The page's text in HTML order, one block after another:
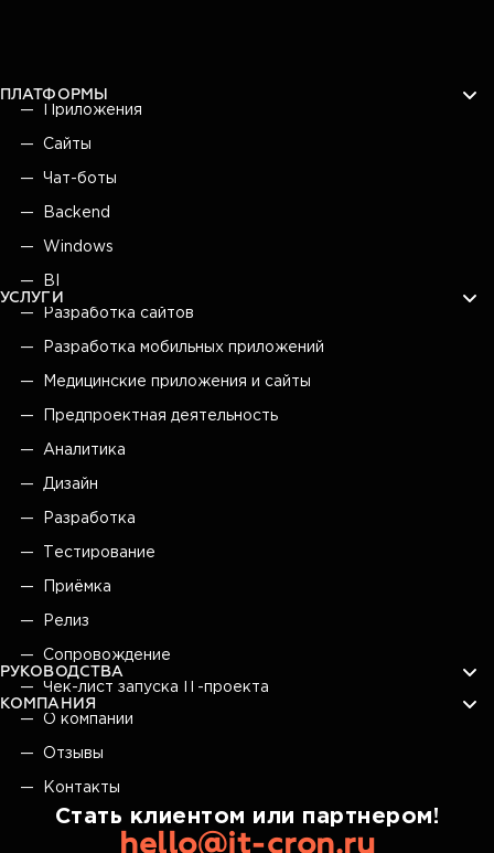
ПЛАТФОРМЫ
Приложения
Сайты
Чат-боты
Backend
Windows
BI
УСЛУГИ
Разработка сайтов
Разработка мобильных приложений
Медицинские приложения и сайты
Предпроектная деятельность
Аналитика
Дизайн
Разработка
Тестирование
Приёмка
Релиз
Сопровождение
РУКОВОДСТВА
Чек-лист запуска IT-проекта
КОМПАНИЯ
О компании
Отзывы
Контакты
Стать клиентом или партнером!
hello@it-cron.ru